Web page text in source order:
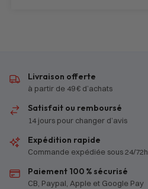
Livraison offerte
à partir de 49 € d’achats
Satisfait ou remboursé
14 jours pour changer d’avis
Expédition rapide
Commande expédiée sous 24/72h
Paiement 100 % sécurisé
CB, Paypal, Apple et Google Pay